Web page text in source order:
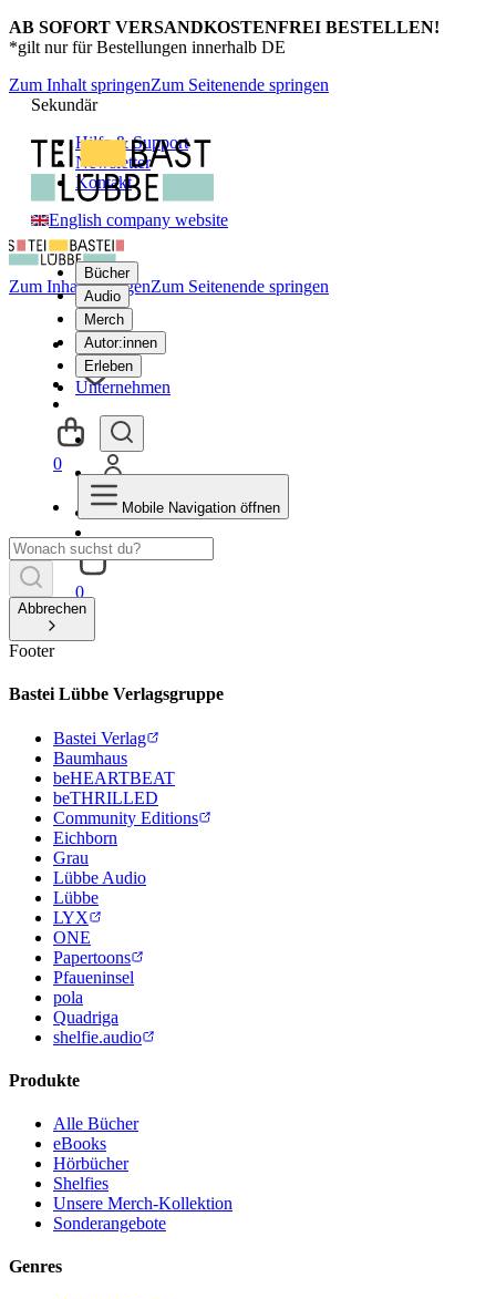
AB SOFORT VERSANDKOSTENFREI BESTELLEN!
*gilt nur für Bestellungen innerhalb DE
Zum Inhalt springenZum Seitenende springen
Sekundär
Hilfe & Support
Newsletter
Kontakt
English company website
Bücher
Audio
Merch
Autor:innen
Erleben
Unternehmen
0
Zum Inhalt springenZum Seitenende springen
0
Mobile Navigation öffnen
Abbrechen
Footer
Bastei Lübbe Verlagsgruppe
Bastei Verlag
Baumhaus
beHEARTBEAT
beTHRILLED
Community Editions
Eichborn
Grau
Lübbe Audio
Lübbe
LYX
ONE
Papertoons
Pfaueninsel
pola
Quadriga
shelfie.audio
Produkte
Alle Bücher
eBooks
Hörbücher
Shelfies
Unsere Merch-Kollektion
Sonderangebote
Genres